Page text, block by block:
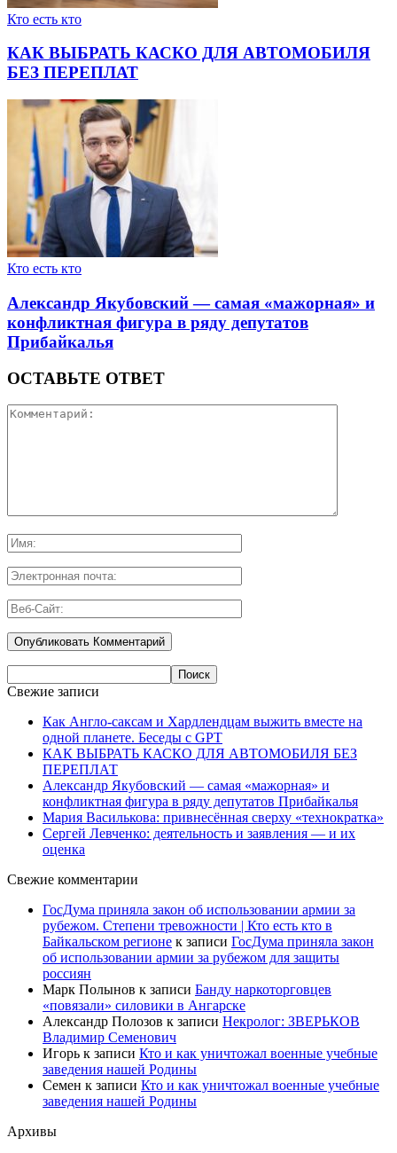
Кто есть кто
КАК ВЫБРАТЬ КАСКО ДЛЯ АВТОМОБИЛЯ
БЕЗ ПЕРЕПЛАТ
Кто есть кто
Александр Якубовский — самая «мажорная» и
конфликтная фигура в ряду депутатов
Прибайкалья
ОСТАВЬТЕ ОТВЕТ
Свежие записи
Как Англо-саксам и Хардлендцам выжить вместе на
одной планете. Беседы с GPT
КАК ВЫБРАТЬ КАСКО ДЛЯ АВТОМОБИЛЯ БЕЗ
ПЕРЕПЛАТ
Александр Якубовский — самая «мажорная» и
конфликтная фигура в ряду депутатов Прибайкалья
Мария Василькова: привнесённая сверху «технократка»
Сергей Левченко: деятельность и заявления — и их
оценка
Свежие комментарии
ГосДума приняла закон об использовании армии за
рубежом. Степени тревожности | Кто есть кто в
Байкальском регионе к записи ГосДума приняла закон
об использовании армии за рубежом для защиты
россиян
Марк Полынов к записи Банду наркоторговцев
«повязали» силовики в Ангарске
Александр Полозов к записи Некролог: ЗВЕРЬКОВ
Владимир Семенович
Игорь к записи Кто и как уничтожал военные учебные
заведения нашей Родины
Семен к записи Кто и как уничтожал военные учебные
заведения нашей Родины
Архивы